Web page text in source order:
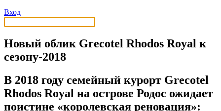
Вход
Новый облик Grecotel Rhodos Royal к
сезону-2018
В 2018 году семейный курорт Grecotel
Rhodos Royal на острове Родос ожидает
поистине «королевская реновация»: